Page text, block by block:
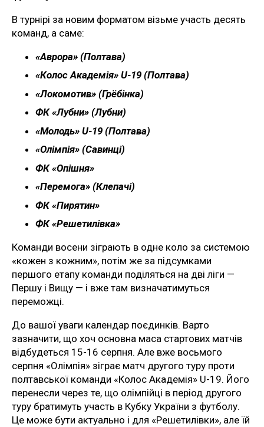
В турнірі за новим форматом візьме участь десять
команд, а саме:
«Аврора» (Полтава)
«Колос Академія» U-19 (Полтава)
«Локомотив» (Грёбінка)
ФК «Лубни» (Лубни)
«Молодь» U-19 (Полтава)
«Олімпія» (Савинці)
ФК «Опішня»
«Перемога» (Клепачі)
ФК «Пирятин»
ФК «Решетилівка»
Команди восени зіграють в одне коло за системою
«кожен з кожним», потім же за підсумками
першого етапу команди поділяться на дві ліги —
Першу і Вищу — і вже там визначатимуться
переможці.
До вашої уваги календар поєдинків. Варто
зазначити, що хоч основна маса стартових матчів
відбудеться 15-16 серпня. Але вже восьмого
серпня «Олімпія» зіграє матч другого туру проти
полтавської команди «Колос Академія» U-19. Його
перенесли через те, що олімпійці в період другого
туру братимуть участь в Кубку України з футболу.
Це може бути актуально і для «Решетилівки», але їй